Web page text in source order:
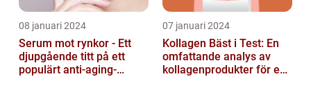
08 januari 2024
Serum mot rynkor - Ett
djupgående titt på ett
populärt anti-aging-
07 januari 2024
Kollagen Bäst i Test: En
omfattande analys av
kollagenprodukter för en